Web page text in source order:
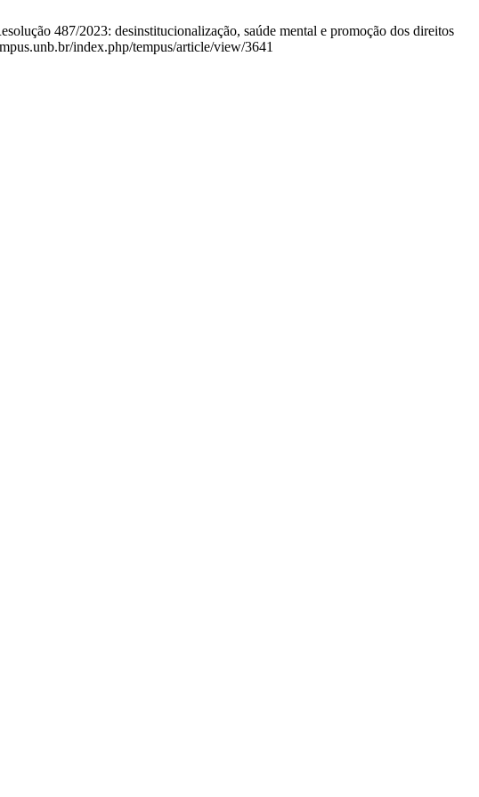
487/2023: desinstitucionalização, saúde mental e promoção dos direitos
index.php/tempus/article/view/3641